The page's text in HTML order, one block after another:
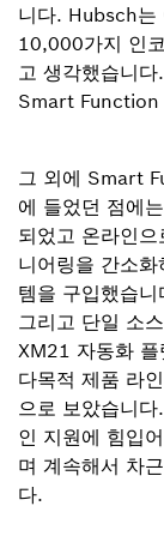
니다. Hubsch는
10,000가지 인
고 생각했습니
Smart Function
그 외에 Smart
에 들었던 점에
되었고 온라인
니어링을 간소
템을 구입했습
그리고 단일 소
XM21 자동화
다목적 제품 라
으로 보았습니
인 지원에 힘입
며 계속해서 차
다.